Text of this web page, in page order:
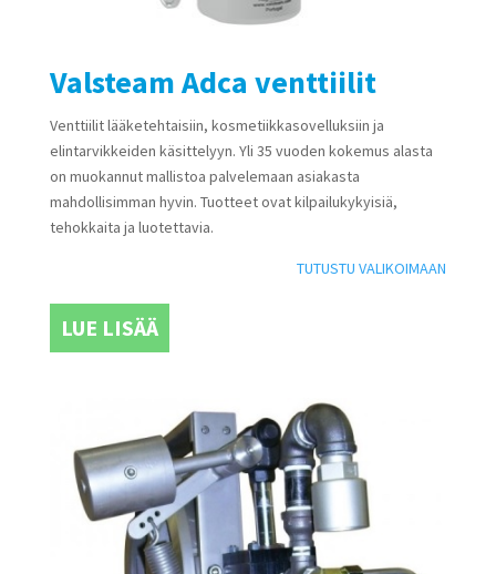
Valsteam Adca venttiilit
Venttiilit lääketehtaisiin, kosmetiikkasovelluksiin ja
elintarvikkeiden käsittelyyn. Yli 35 vuoden kokemus alasta
on muokannut mallistoa palvelemaan asiakasta
mahdollisimman hyvin. Tuotteet ovat kilpailukykyisiä,
tehokkaita ja luotettavia.
TUTUSTU VALIKOIMAAN
LUE LISÄÄ